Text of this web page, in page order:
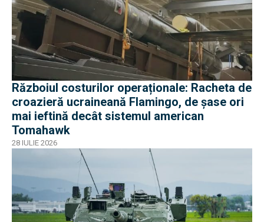
Războiul costurilor operaționale: Racheta de
croazieră ucraineană Flamingo, de șase ori
mai ieftină decât sistemul american
Tomahawk
28 IULIE 2026